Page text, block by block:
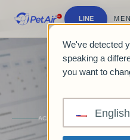
LINE
ACERCA DE PETAIRJPN
We've detected
speaking a
you want to
English